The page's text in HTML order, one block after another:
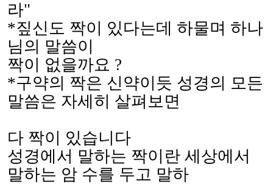
라"
*짚신도 짝이 있다는데 하물며 하나
님의 말씀이
짝이 없을까요 ?
*구약의 짝은 신약이듯 성경의 모든
말씀은 자세히 살펴보면
다 짝이 있습니다
성경에서 말하는 짝이란 세상에서
말하는 암 수를 두고 말하